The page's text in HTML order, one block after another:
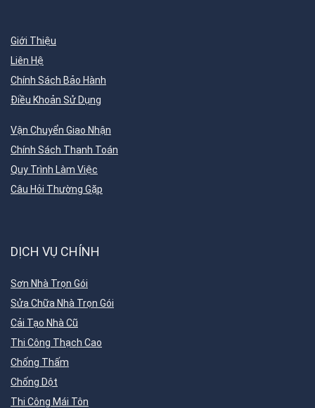
Giới Thiệu
Liên Hệ
Chính Sách Bảo Hành
Điều Khoản Sử Dụng
Vận Chuyển Giao Nhận
Chính Sách Thanh Toán
Quy Trình Làm Việc
Câu Hỏi Thường Gặp
DỊCH VỤ CHÍNH
Sơn Nhà Trọn Gói
Sửa Chữa Nhà Trọn Gói
Cải Tạo Nhà Cũ
Thi Công Thạch Cao
Chống Thấm
Chống Dột
Thi Công Mái Tôn